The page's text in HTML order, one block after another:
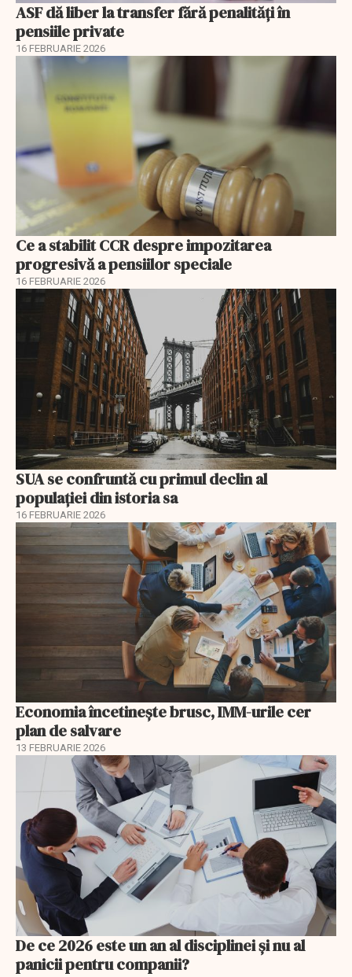
ASF dă liber la transfer fără penalități în
pensiile private
16 FEBRUARIE 2026
Ce a stabilit CCR despre impozitarea
progresivă a pensiilor speciale
16 FEBRUARIE 2026
SUA se confruntă cu primul declin al
populației din istoria sa
16 FEBRUARIE 2026
Economia încetinește brusc, IMM-urile cer
plan de salvare
13 FEBRUARIE 2026
De ce 2026 este un an al disciplinei și nu al
panicii pentru companii?